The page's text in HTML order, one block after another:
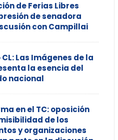
de Ferias Libres
de senadora
con Campillai
Las Imágenes de la
la esencia del
nacional
en el TC: oposición
de los
y organizaciones